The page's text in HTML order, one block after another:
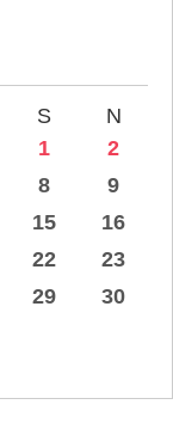
S
N
1
2
8
9
15
16
22
23
29
30